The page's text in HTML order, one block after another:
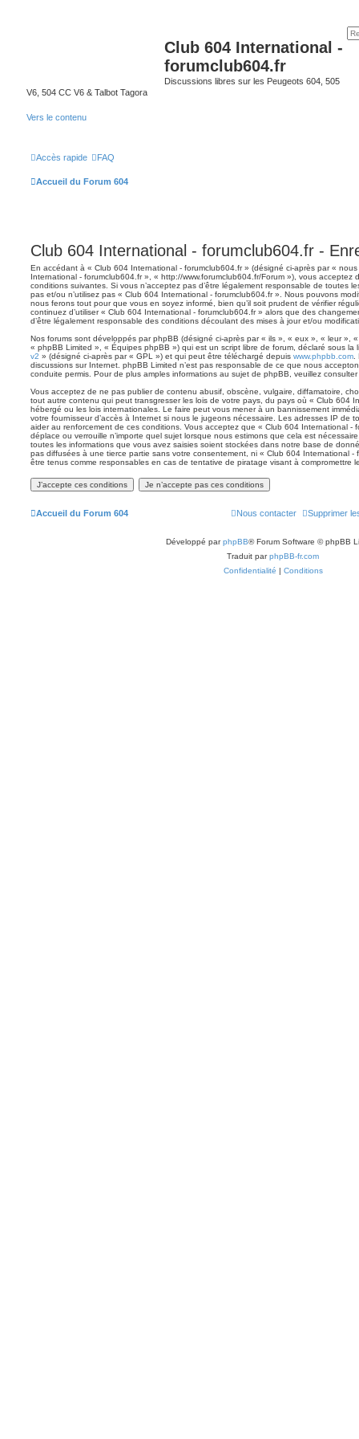
Club 604 International -
forumclub604.fr
Discussions libres sur les Peugeots 604, 505
V6, 504 CC V6 & Talbot Tagora
Vers le contenu
Accès rapide FAQ
Accueil du Forum 604
Club 604 International - forumclub604.fr -
En accédant à « Club 604 International - forumclub604.fr » (désigné ci-après par «
International - forumclub604.fr », « http://www.forumclub604.fr/Forum »), vous acceptez
conditions suivantes. Si vous n’acceptez pas d’être légalement responsable de toutes
pas et/ou n’utilisez pas « Club 604 International - forumclub604.fr ». Nous pouvons
nous ferons tout pour que vous en soyez informé, bien qu’il soit prudent de vérifier
continuez d’utiliser « Club 604 International - forumclub604.fr » alors que des
d’être légalement responsable des conditions découlant des mises à jour et/ou
Nos forums sont développés par phpBB (désigné ci-après par « ils », « eux », « leur »,
« phpBB Limited », « Équipes phpBB ») qui est un script libre de forum, déclaré sous la
v2 » (désigné ci-après par « GPL ») et qui peut être téléchargé depuis www.phpbb.com
discussions sur Internet. phpBB Limited n’est pas responsable de ce que nous
conduite permis. Pour de plus amples informations au sujet de phpBB, veuillez
Vous acceptez de ne pas publier de contenu abusif, obscène, vulgaire, diffamatoire,
tout autre contenu qui peut transgresser les lois de votre pays, du pays où « Club 604
hébergé ou les lois internationales. Le faire peut vous mener à un bannissement
votre fournisseur d’accès à Internet si nous le jugeons nécessaire. Les adresses IP de
aider au renforcement de ces conditions. Vous acceptez que « Club 604 International -
déplace ou verrouille n’importe quel sujet lorsque nous estimons que cela est
toutes les informations que vous avez saisies soient stockées dans notre base de
pas diffusées à une tierce partie sans votre consentement, ni « Club 604 International
être tenus comme responsables en cas de tentative de piratage visant à compromettre
Accueil du Forum 604 Supprimer
Nous contacter
Développé parphpBB® Forum Software © phpBB
Traduit parphpBB-fr.com
Confidentialité | Conditions